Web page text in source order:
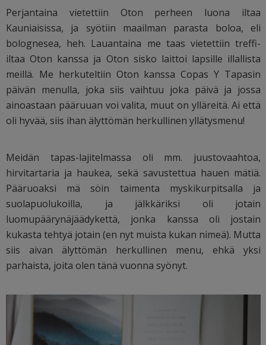
Perjantaina vietettiin Oton perheen luona iltaa
Kauniaisissa, ja syötiin maailman parasta boloa, eli
bolognesea, heh. Lauantaina me taas vietettiin treffi-
iltaa Oton kanssa ja Oton sisko laittoi lapsille illallista
meillä. Me herkuteltiin Oton kanssa Copas Y Tapasin
päivän menulla, joka siis vaihtuu joka päivä ja jossa
ainoastaan pääruuan voi valita, muut on ylläreitä. Ai että
oli hyvää, siis ihan älyttömän herkullinen yllätysmenu!
Meidän tapas-lajitelmassa oli mm. juustovaahtoa,
hirvitartaria ja haukea, sekä savustettua hauen mätiä.
Pääruoaksi mä söin taimenta myskikurpitsalla ja
suolapuolukoilla, ja jälkkäriksi oli jotain
luomupäärynäjäädykettä, jonka kanssa oli jostain
kukasta tehtyä jotain (en nyt muista kukan nimeä). Mutta
siis aivan älyttömän herkullinen menu, ehkä yksi
parhaista, joita olen tänä vuonna syönyt.